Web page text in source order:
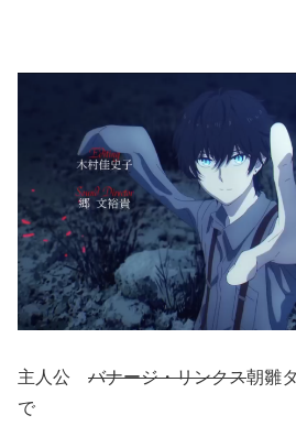
主人公 バナージ・リンクス朝雛
で